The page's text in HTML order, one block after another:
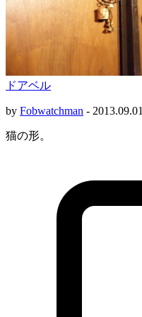
ドアベル
by Fobwatchman - 2013.09.01
猫の形。